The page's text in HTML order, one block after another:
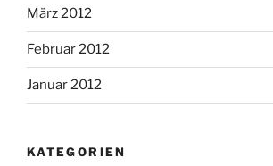
März 2012
Februar 2012
Januar 2012
KATEGORIEN